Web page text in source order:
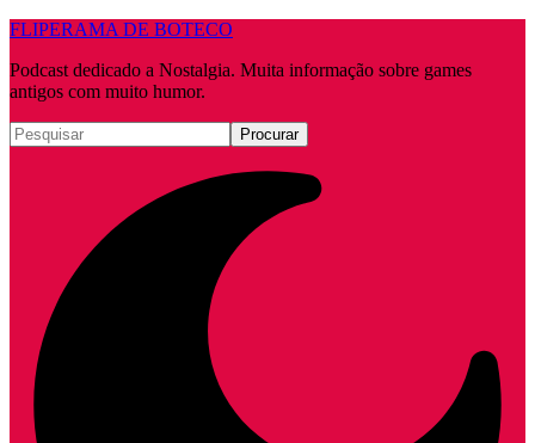
FLIPERAMA DE BOTECO
Podcast dedicado a Nostalgia. Muita informação sobre games
antigos com muito humor.